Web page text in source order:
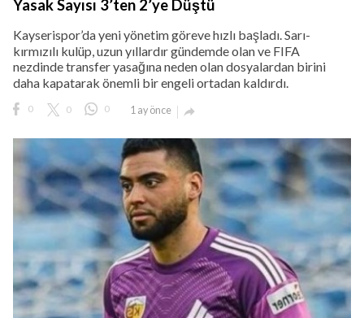
Yasak Sayısı 3’ten 2’ye Düştü
Kayserispor’da yeni yönetim göreve hızlı başladı. Sarı-
kırmızılı kulüp, uzun yıllardır gündemde olan ve FIFA
nezdinde transfer yasağına neden olan dosyalardan birini
daha kapatarak önemli bir engeli ortadan kaldırdı.
0 0 0 1 ay önce 